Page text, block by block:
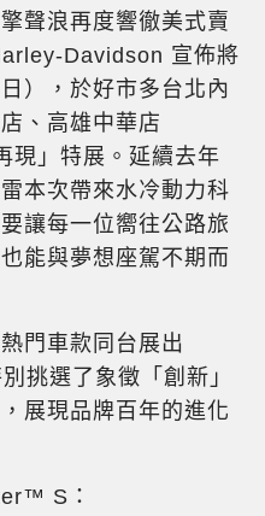
聲浪再度響徹美式賣
Davidson 宣佈將
），於好市多台北內
、高雄中華店
現」特展。延續去年
本次帶來水冷動力科
讓每一位嚮往公路旅
能與夢想座駕不期而
門車款同台展出
挑選了象徵「創新」
展現品牌百年的進化
S：